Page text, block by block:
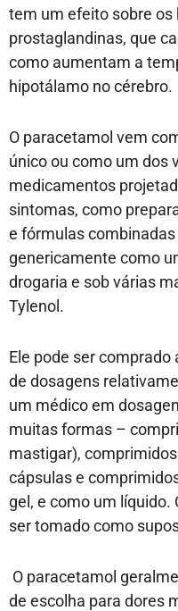
tem um efeito sobre
prostaglandinas, que
como aumentam a
hipotálamo no cérebro.
O paracetamol vem
único ou como um dos
medicamentos
sintomas, como
e fórmulas combinadas
genericamente como
drogaria e sob várias
Tylenol.
Ele pode ser
de dosagens
um médico em
muitas formas –
mastigar),
cápsulas e
gel, e como um
ser tomado como
O paracetamol
de escolha para dores